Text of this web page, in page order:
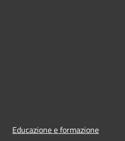
Educazione e formazione